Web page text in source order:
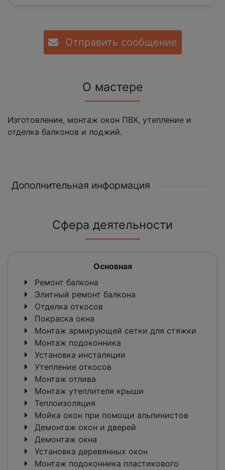
Отправить сообщение
О мастере
Изготовление, монтаж окон ПВХ, утепление и
отделка балконов и лоджий.
Дополнительная информация
Сфера деятельности
Основная
Ремонт балкона
Элитный ремонт балкона
Отделка откосов
Покраска окна
Монтаж армирующей сетки для стяжки
Монтаж подоконника
Установка инсталяции
Утепление откосов
Монтаж отлива
Монтаж утеплителя крыши
Теплоизоляция
Мойка окон при помощи альпинистов
Демонтаж окон и дверей
Демонтаж окна
Установка деревянных окон
Монтаж подоконника пластикового